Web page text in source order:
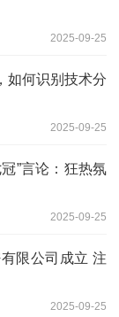
2025-09-25
如何识别技术分
2025-09-25
”言论：狂热氛
2025-09-25
限公司成立 注
2025-09-25